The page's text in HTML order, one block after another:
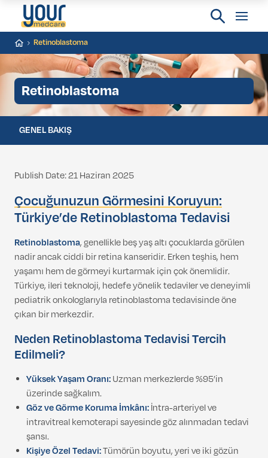
Retinoblastoma
Retinoblastoma
GENEL BAKIŞ
Publish Date: 21 Haziran 2025
Çocuğunuzun Görmesini Koruyun:
Türkiye’de Retinoblastoma Tedavisi
Retinoblastoma, genellikle beş yaş altı çocuklarda görülen
nadir ancak ciddi bir retina kanseridir. Erken teşhis, hem
yaşamı hem de görmeyi kurtarmak için çok önemlidir.
Türkiye, ileri teknoloji, hedefe yönelik tedaviler ve deneyimli
pediatrik onkologlarıyla retinoblastoma tedavisinde öne
çıkan bir merkezdir.
Neden Retinoblastoma Tedavisi Tercih
Edilmeli?
Yüksek Yaşam Oranı:Uzman merkezlerde %95’in
üzerinde sağkalım.
Göz ve Görme Koruma İmkânı:İntra-arteriyel ve
intravitreal kemoterapi sayesinde göz alınmadan tedavi
şansı.
Kişiye Özel Tedavi:Tümörün boyutu, yeri ve iki gözün